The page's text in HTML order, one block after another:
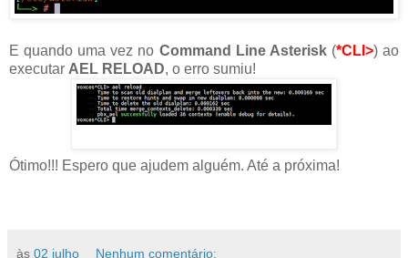
E quando uma vez no Command Line Asterisk(*CLI>) ao
executar AEL RELOAD, o erro sumiu!
Ótimo!!! Espero que ajudem alguém. Até a próxima!
às 02 julho Nenhum comentário: